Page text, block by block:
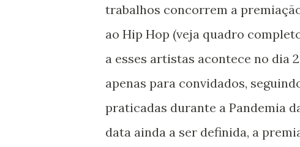
trabalhos concorrem a
ao Hip Hop (veja quadro
a esses artistas acontece no dia
apenas para convidados,
praticadas durante a Pandemia
data ainda a ser definida, a